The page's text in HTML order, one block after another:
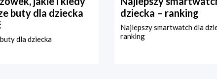
buty dla dziecka
dla dziecka
dziecka – ranking
Najlepszy smartwatch dla
ranking